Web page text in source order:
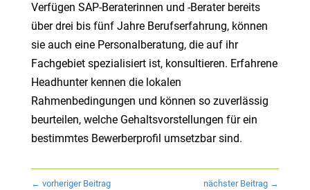
Verfügen SAP-Beraterinnen und -Berater bereits
über drei bis fünf Jahre Berufserfahrung, können
sie auch eine Personalberatung, die auf ihr
Fachgebiet spezialisiert ist, konsultieren. Erfahrene
Headhunter kennen die lokalen
Rahmenbedingungen und können so zuverlässig
beurteilen, welche Gehaltsvorstellungen für ein
bestimmtes Bewerberprofil umsetzbar sind.
← vorheriger Beitrag nächster Beitrag →